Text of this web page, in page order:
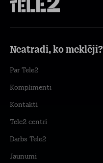
Neatradi, ko meklēji?
Par Tele2
Komplimenti
Kontakti
Tele2 centri
Darbs Tele2
Jaunumi